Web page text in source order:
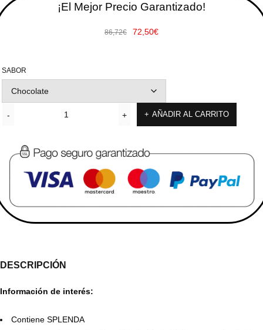
¡El Mejor Precio Garantizado!
86,72€ 72,50€
SABOR
AÑADIR AL CARRITO
DESCRIPCIÓN
Información de interés:
Contiene SPLENDA